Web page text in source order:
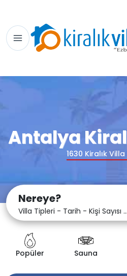
Antalya
1630 Kiralık
Nereye?
Villa Tipleri - Tarih - Kişi Sayısı ...
Popüler Sauna